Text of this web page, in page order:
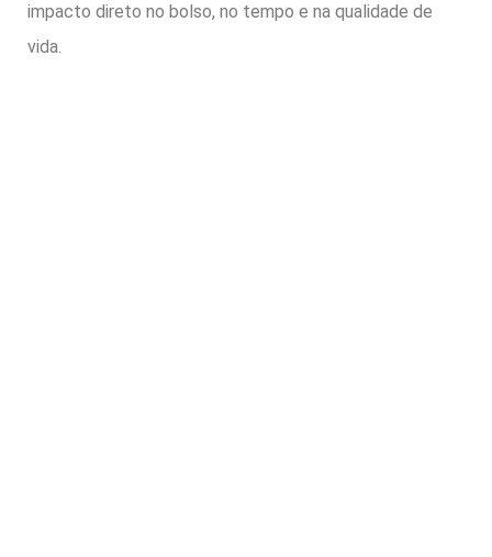
impacto direto no bolso, no tempo e na qualidade de
vida.